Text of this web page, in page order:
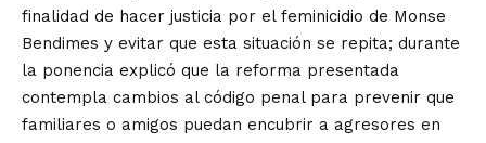
finalidad de hacer justicia por el feminicidio de Monse
Bendimes y evitar que esta situación se repita; durante
la ponencia explicó que la reforma presentada
contempla cambios al código penal para prevenir que
familiares o amigos puedan encubrir a agresores en